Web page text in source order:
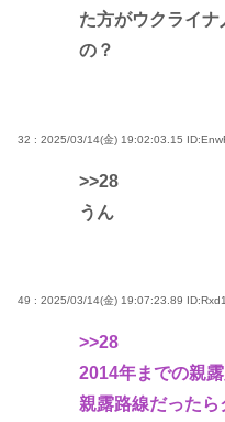
た方がウクライナ
の？
32 : 2025/03/14(金) 19:02:03.15
>>28
うん
49 : 2025/03/14(金) 19:07:23.89
>>28
2014年までの親
親露路線だった